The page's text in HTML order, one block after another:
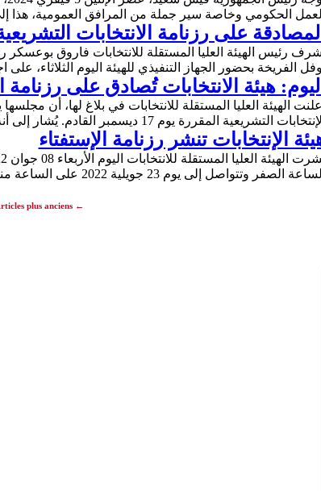
العمل الحكومي وخاصة سير جملة من المرافق العمومية، هذا
المصادقة على رزنامة الانتخابات
أشرف رئيس الهيئة العليا المستقلة للانتخابات فاروق
الفريخة بحضور الجهاز التنفيذي للهيئة اليوم الثلاثاء،
اليوم: هيئة الانتخابات تُصادق على رزنامة
الإنتخابات التشريعية المقررة يوم 17 ديسمبر القادم. يُشار إلى أنه صدر بالرائد الرسمي للجمهورية التونسية بتاريخ …
الإنتخابات تنشر رزنامة الإستفتاء
الساعة الصفر وتتواصل إلى يوم 23 جويلية 2022 على الساعة منتصف الليل وفي الخارج من غرة …
←
Articles plus anciens